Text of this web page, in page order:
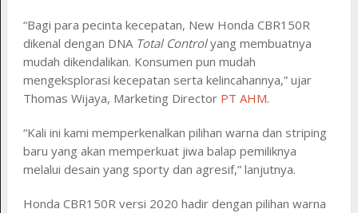
“Bagi para pecinta kecepatan, New Honda CBR150R
dikenal dengan DNA Total Controlyang membuatnya
mudah dikendalikan. Konsumen pun mudah
mengeksplorasi kecepatan serta kelincahannya,” ujar
Thomas Wijaya, Marketing Director PT AHM.
“Kali ini kami memperkenalkan pilihan warna dan striping
baru yang akan memperkuat jiwa balap pemiliknya
melalui desain yang sporty dan agresif,” lanjutnya.
Honda CBR150R versi 2020 hadir dengan pilihan warna